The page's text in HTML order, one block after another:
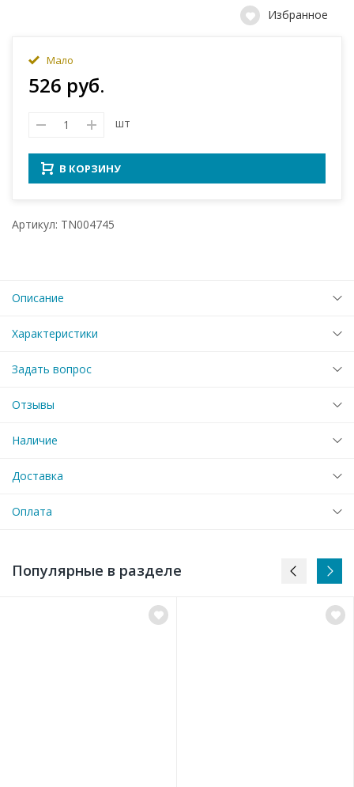
Избранное
Мало
526 руб.
шт
В КОРЗИНУ
Артикул: TN004745
Описание
Характеристики
Задать вопрос
Отзывы
Наличие
Доставка
Оплата
Популярные в разделе